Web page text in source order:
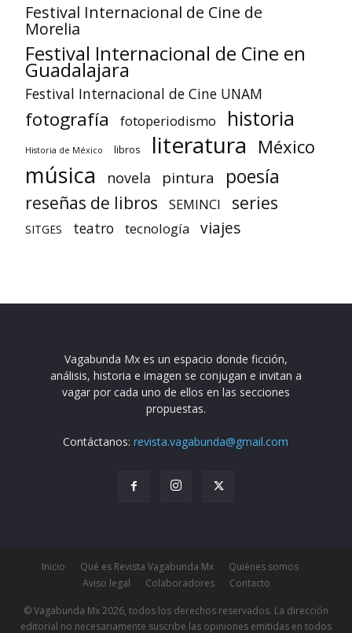
Festival Internacional de Cine de
Morelia
Festival Internacional de Cine en
Guadalajara
Festival Internacional de Cine UNAM
fotografía fotoperiodismo historia
Historia de México libros literatura México
música novela pintura poesía
reseñas de libros SEMINCI series
SITGES teatro tecnología viajes
Vagabunda Mx es un espacio donde ficción,
análisis, historia e imagen se conjugan e invitan a
vagar por cada uno de ellos en las secciones
propuestas.
Contáctanos:revista.vagabunda@gmail.com
Inicio Qué es Revista Vagabunda Mx
Quiénes somos
Aviso legal
Colaboradores Contacto
© Vagabunda Mx 2026, todos los derechos reservados. La dirección
editorial no necesariamente suscribe las opiniones emitidas en todos